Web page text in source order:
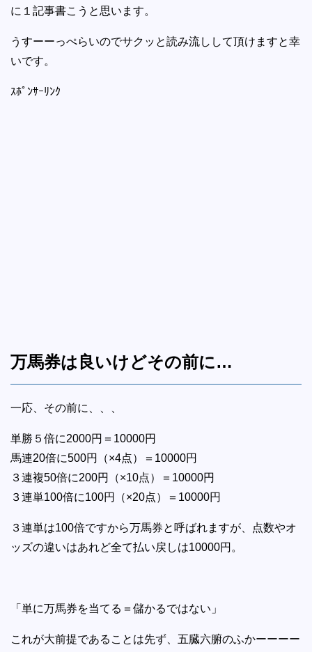
に１記事書こうと思います。
うすーーっぺらいのでサクッと読み流しして頂けますと幸
いです。
ｽﾎﾟﾝｻｰﾘﾝｸ
万馬券は良いけどその前に…
一応、その前に、、、
単勝５倍に2000円＝10000円
馬連20倍に500円（×4点）＝10000円
３連複50倍に200円（×10点）＝10000円
３連単100倍に100円（×20点）＝10000円
３連単は100倍ですから万馬券と呼ばれますが、点数やオ
ッズの違いはあれど全て払い戻しは10000円。
「単に万馬券を当てる＝儲かるではない」
これが大前提であることは先ず、五臓六腑のふかーーーー